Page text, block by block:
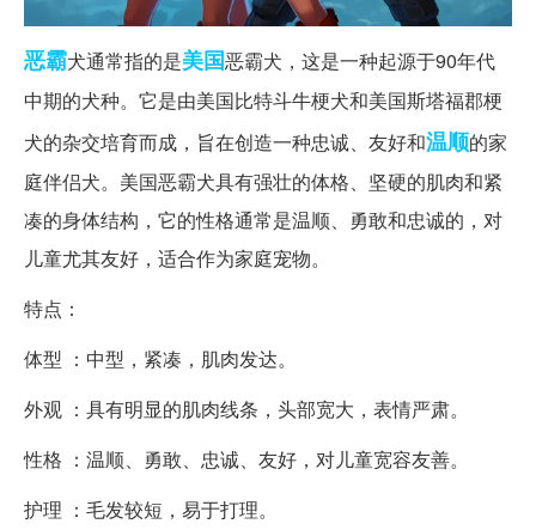
恶霸犬通常指的是美国恶霸犬，这是一种起源于90年代
中期的犬种。它是由美国比特斗牛梗犬和美国斯塔福郡梗
犬的杂交培育而成，旨在创造一种忠诚、友好和温顺的家
庭伴侣犬。美国恶霸犬具有强壮的体格、坚硬的肌肉和紧
凑的身体结构，它的性格通常是温顺、勇敢和忠诚的，对
儿童尤其友好，适合作为家庭宠物。
特点：
体型 ：中型，紧凑，肌肉发达。
外观 ：具有明显的肌肉线条，头部宽大，表情严肃。
性格 ：温顺、勇敢、忠诚、友好，对儿童宽容友善。
护理 ：毛发较短，易于打理。